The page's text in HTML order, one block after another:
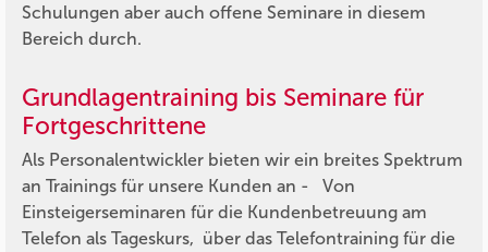
Schulungen aber auch offene Seminare in diesem
Bereich durch.
Grundlagentraining bis Seminare für
Fortgeschrittene
Als Personalentwickler bieten wir ein breites Spektrum
an Trainings für unsere Kunden an - Von
Einsteigerseminaren für die Kundenbetreuung am
Telefon als Tageskurs, über das Telefontraining für die